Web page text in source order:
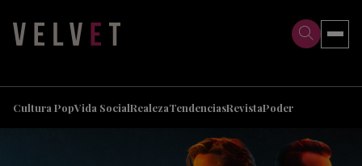
Cultura PopVida SocialRealezaTendenciasRevistaPoder